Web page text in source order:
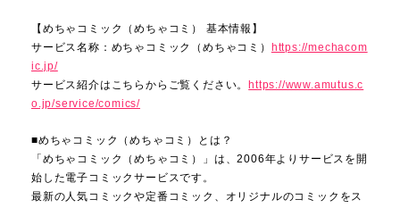
【めちゃコミック（めちゃコミ） 基本情報】
サービス名称：めちゃコミック（めちゃコミ）
https://mechacom
ic.jp/
サービス紹介はこちらからご覧ください。
https://www.amutus.c
o.jp/service/comics/
■めちゃコミック（めちゃコミ）とは？
「めちゃコミック（めちゃコミ）」は、2006年よりサービスを開
始した電子コミックサービスです。
最新の人気コミックや定番コミック、オリジナルのコミックをス